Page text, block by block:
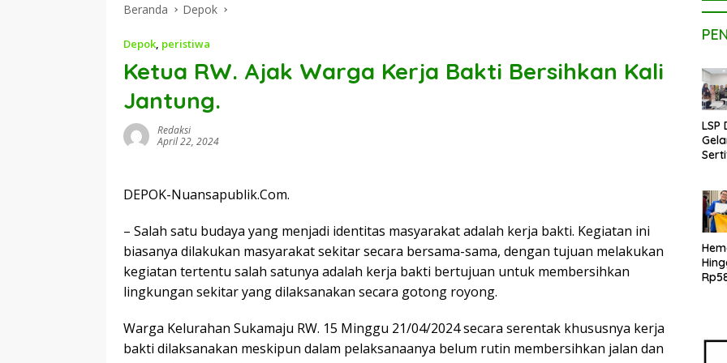
Beranda Depok
Depok, peristiwa
Ketua RW. Ajak Warga Kerja Bakti Bersihkan Kali
Jantung.
Redaksi
April 22, 2024
DEPOK-Nuansapublik.Com.
– Salah satu budaya yang menjadi identitas masyarakat adalah kerja bakti. Kegiatan ini
biasanya dilakukan masyarakat sekitar secara bersama-sama, dengan tujuan melakukan
kegiatan tertentu salah satunya adalah kerja bakti bertujuan untuk membersihkan
lingkungan sekitar yang dilaksanakan secara gotong royong.
Warga Kelurahan Sukamaju RW. 15 Minggu 21/04/2024 secara serentak khususnya kerja
bakti dilaksanakan meskipun dalam pelaksanaanya belum rutin membersihkan jalan dan
LSP
MBI